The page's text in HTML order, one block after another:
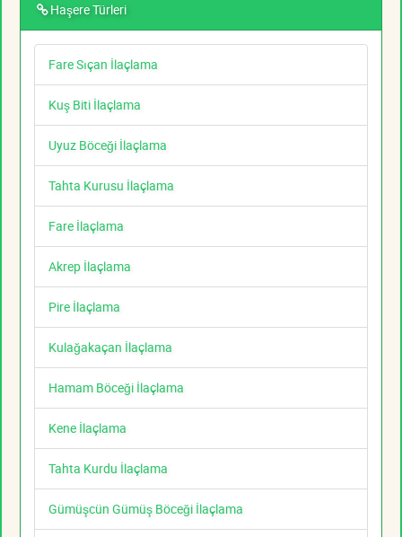
Haşere Türleri
Fare Sıçan İlaçlama
Kuş Biti İlaçlama
Uyuz Böceği İlaçlama
Tahta Kurusu İlaçlama
Fare İlaçlama
Akrep İlaçlama
Pire İlaçlama
Kulağakaçan İlaçlama
Hamam Böceği İlaçlama
Kene İlaçlama
Tahta Kurdu İlaçlama
Gümüşcün Gümüş Böceği İlaçlama